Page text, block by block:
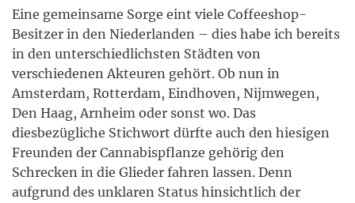
Eine gemeinsame Sorge eint viele Coffeeshop-
Besitzer in den Niederlanden – dies habe ich bereits
in den unterschiedlichsten Städten von
verschiedenen Akteuren gehört. Ob nun in
Amsterdam, Rotterdam, Eindhoven, Nijmwegen,
Den Haag, Arnheim oder sonst wo. Das
diesbezügliche Stichwort dürfte auch den hiesigen
Freunden der Cannabispflanze gehörig den
Schrecken in die Glieder fahren lassen. Denn
aufgrund des unklaren Status hinsichtlich der